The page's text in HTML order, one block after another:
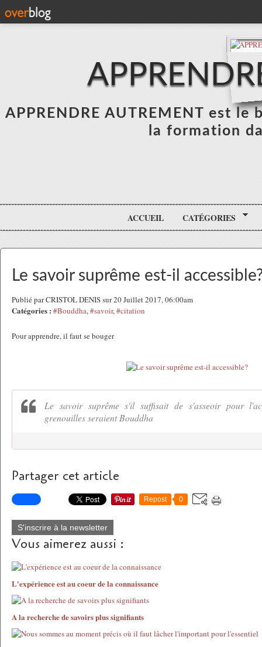
APPRENDRE AUTREMENT est
la formation
ACCUEIL CATÉGORIES
Le savoir suprême est-il
Publié par CRISTOL DENIS sur 20 Juillet 2017, 06:00am
Catégories : #Bouddha,#savoir,#citation
Pour apprendre, il faut se bouger
Le savoir suprême s'il suffisait de s'asseoir pour
grenouilles seraient Bouddha
Partager cet article
Repost 0
S'inscrire à la newsletter
Vous aimerez aussi :
L'expérience est au coeur de la connaissance
A la recherche de savoirs plus signifiants